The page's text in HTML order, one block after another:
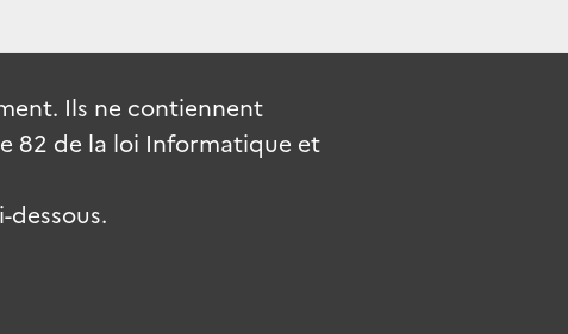
Ils ne contiennent
82 de la loi Informatique et
dessous.